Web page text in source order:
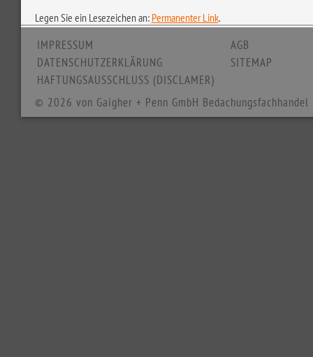
Legen Sie ein Lesezeichen an: Permanenter Link.
IMPRESSUM
DATENSCHUTZERKLÄRUNG
HAFTUNGSAUSSCHLUSS (DISCLAMER)
AGB
SITEMAP
© 2026 von Gaigher + Penn GmbH Bedachungsfachhandel